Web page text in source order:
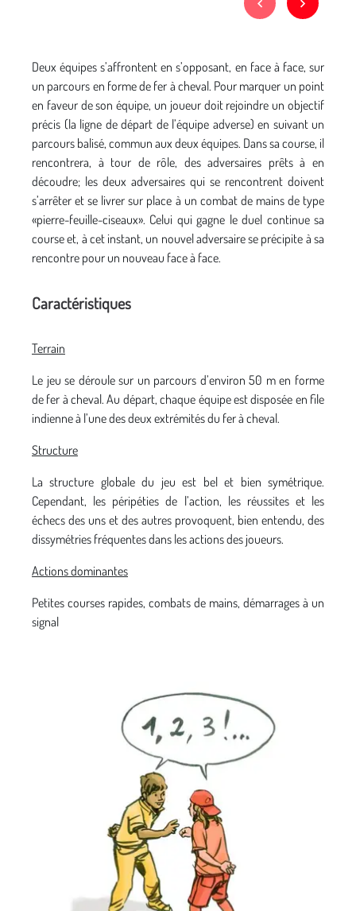
Deux équipes s’affrontent en s’opposant, en face à face, sur
un parcours en forme de fer à cheval. Pour marquer un point
en faveur de son équipe, un joueur doit rejoindre un objectif
précis (la ligne de départ de l’équipe adverse) en suivant un
parcours balisé, commun aux deux équipes. Dans sa course, il
rencontrera, à tour de rôle, des adversaires prêts à en
découdre; les deux adversaires qui se rencontrent doivent
s’arrêter et se livrer sur place à un combat de mains de type
«pierre-feuille-ciseaux». Celui qui gagne le duel continue sa
course et, à cet instant, un nouvel adversaire se précipite à sa
rencontre pour un nouveau face à face.
Caractéristiques
Terrain
Le jeu se déroule sur un parcours d’environ 50 m en forme
de fer à cheval. Au départ, chaque équipe est disposée en file
indienne à l’une des deux extrémités du fer à cheval.
Structure
La structure globale du jeu est bel et bien symétrique.
Cependant, les péripéties de l’action, les réussites et les
échecs des uns et des autres provoquent, bien entendu, des
dissymétries fréquentes dans les actions des joueurs.
Actions dominantes
Petites courses rapides, combats de mains, démarrages à un
signal